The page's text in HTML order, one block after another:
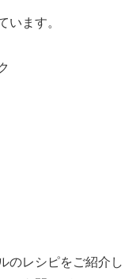
います。
のレシピをご紹介し